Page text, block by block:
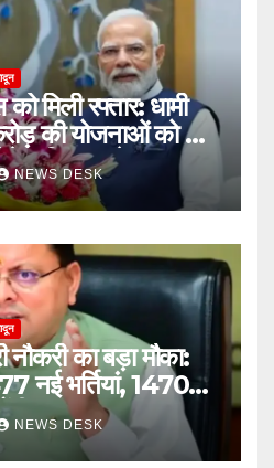
मिली रफ्तार: धामी
की योजनाओं को दी
सिस्टम से जलभराव
NEWS DESK
नौकरी का बड़ा मौका:
नई भर्तियां, 1470
NEWS DESK